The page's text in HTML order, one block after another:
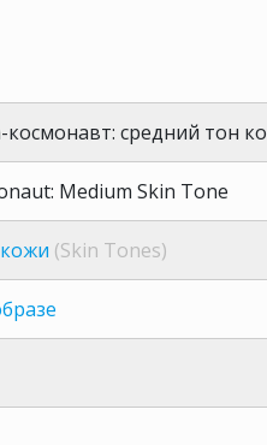
средний тон
Medium Skin Tone
(Skin Tones)